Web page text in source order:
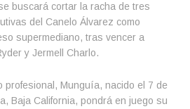
buscará cortar la racha de tres
del Canelo Álvarez como
supermediano, tras vencer a
y Jermell Charlo.
profesional, Munguía, nacido el 7 de
Baja California, pondrá en juego su